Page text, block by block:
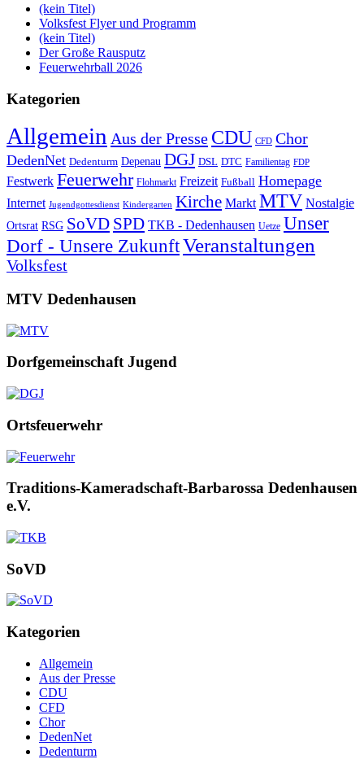
(kein Titel)
Volksfest Flyer und Programm
(kein Titel)
Der Große Rausputz
Feuerwehrball 2026
Kategorien
Allgemein Aus der Presse CDU CFD Chor
DedenNet Dedenturm Depenau DGJ DSL DTC Familientag FDP
Festwerk Feuerwehr Flohmarkt Freizeit Fußball Homepage
Internet Jugendgottesdienst Kindergarten Kirche Markt MTV Nostalgie
Ortsrat RSG SoVD SPD TKB - Dedenhausen Uetze Unser
Dorf - Unsere ZukunftVeranstaltungen
Volksfest
MTV Dedenhausen
Dorfgemeinschaft Jugend
Ortsfeuerwehr
Traditions-Kameradschaft-Barbarossa Dedenhausen
e.V.
SoVD
Kategorien
Allgemein
Aus der Presse
CDU
CFD
Chor
DedenNet
Dedenturm